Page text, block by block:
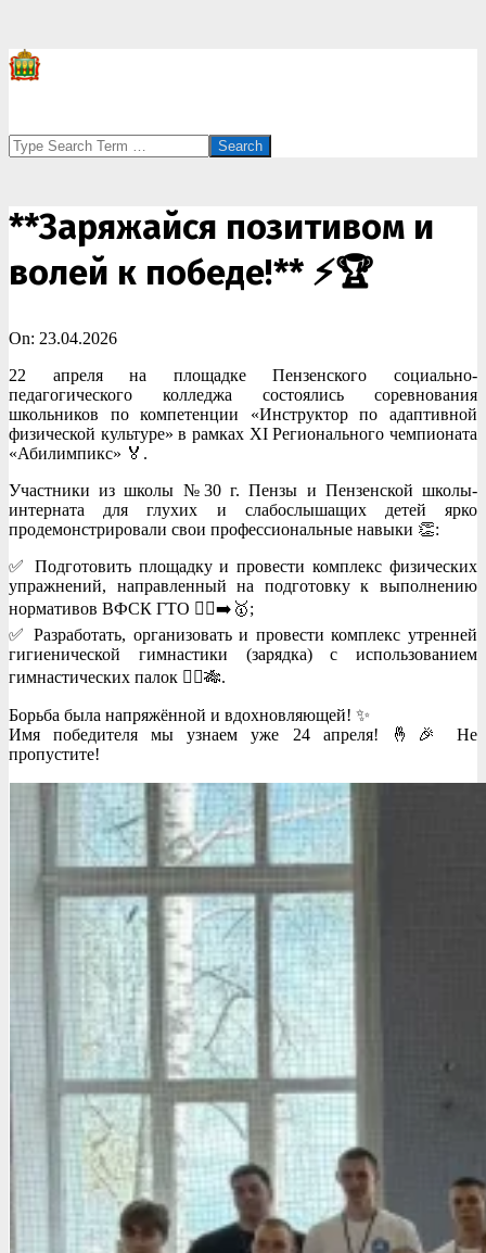
Search
**Заряжайся позитивом и
волей к победе!** ⚡🏆
On: 23.04.2026
22 апреля на площадке Пензенского социально-
педагогического колледжа состоялись соревнования
школьников по компетенции «Инструктор по адаптивной
физической культуре» в рамках XI Регионального чемпионата
«Абилимпикс» 🏅.
Участники из школы №30 г. Пензы и Пензенской школы-
интерната для глухих и слабослышащих детей ярко
продемонстрировали свои профессиональные навыки 👏:
✅ Подготовить площадку и провести комплекс физических
упражнений, направленный на подготовку к выполнению
нормативов ВФСК ГТО 🏃‍♂️➡️🥇;
✅ Разработать, организовать и провести комплекс утренней
гигиенической гимнастики (зарядка) с использованием
гимнастических палок 🤸‍♀️🎋.
Борьба была напряжённой и вдохновляющей! ✨
Имя победителя мы узнаем уже 24 апреля! 🤞🎉 Не
пропустите!